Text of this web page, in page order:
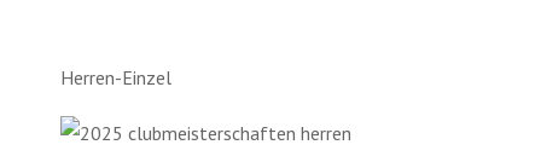
Herren-Einzel